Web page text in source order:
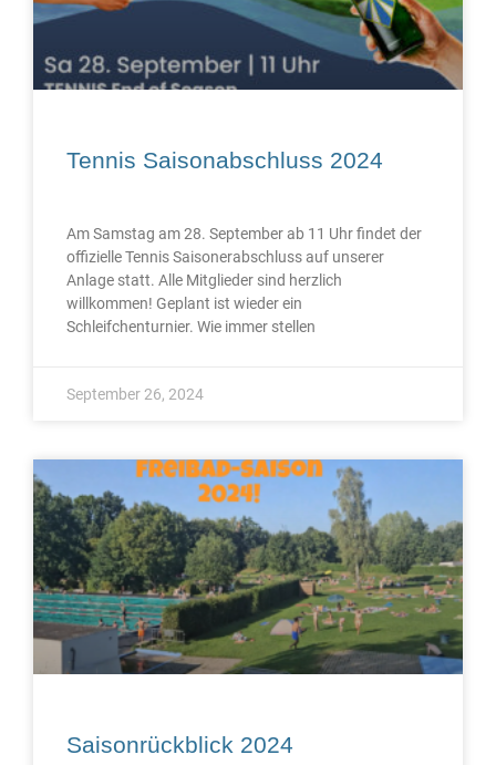
Tennis Saisonabschluss 2024
Am Samstag am 28. September ab 11 Uhr findet der
offizielle Tennis Saisonerabschluss auf unserer
Anlage statt. Alle Mitglieder sind herzlich
willkommen! Geplant ist wieder ein
Schleifchenturnier. Wie immer stellen
September 26, 2024
Saisonrückblick 2024